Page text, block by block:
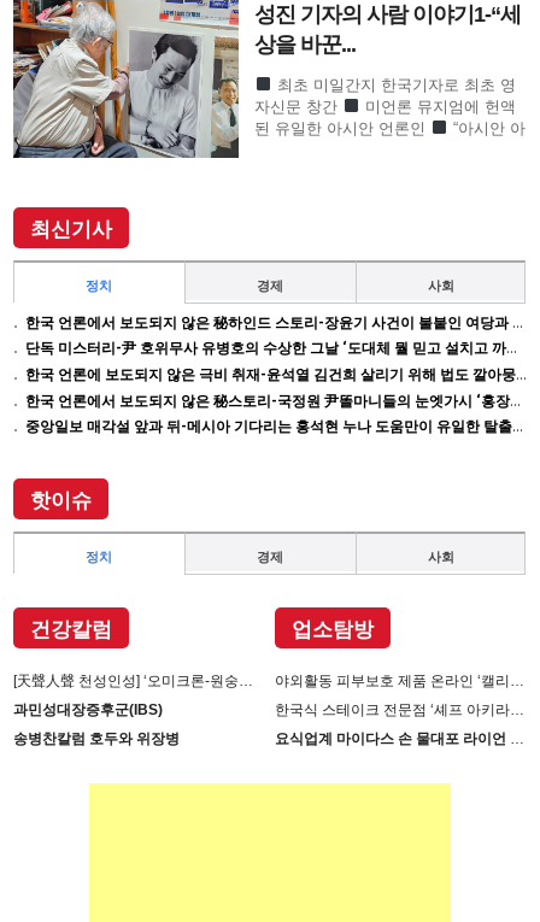
성진 기자의 사람 이야기1-“세
상을 바꾼...
최초 미일간지 한국기자로 최초 영
자신문 창간
미언론 뮤지엄에 헌액
된 유일한 아시안 언론인
“아시안 아
최신기사
정치 경제 사회
한국 언론에서 보도되지 않은 秘하인드 스토리-장윤기 사건이 불붙인 여당과 검찰의 보완 수사권 전쟁
단독 미스터리-尹 호위무사 유병호의 수상한 그날 ‘도대체 뭘 믿고 설치고 까부나 했더니…’
한국 언론에 보도되지 않은 극비 취재-윤석열 김건희 살리기 위해 법도 깔아뭉갠 심우정의 자충수
한국 언론에서 보도되지 않은 秘스토리-국정원 尹똘마니들의 눈엣가시 ‘홍장원’ 죽이기
중앙일보 매각설 앞과 뒤-메시아 기다리는 홍석현 누나 도움만이 유일한 탈출구인데 …
핫이슈
정치 경제 사회
건강칼럼
과민성대장증후군(IBS)
송병찬칼럼 호두와 위장병
업소탐방
한국식 스테이크 전문점 ‘셰프 아키라백의 AB스테이크’ 진출